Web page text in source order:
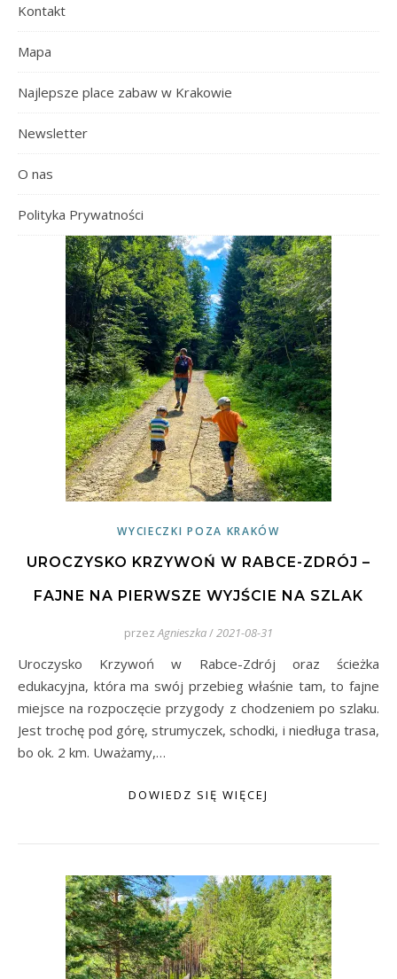
Kontakt
Mapa
Najlepsze place zabaw w Krakowie
Newsletter
O nas
Polityka Prywatności
WYCIECZKI POZA KRAKÓW
UROCZYSKO KRZYWOŃ W RABCE-ZDRÓJ –
FAJNE NA PIERWSZE WYJŚCIE NA SZLAK
przez Agnieszka/2021-08-31
Uroczysko Krzywoń w Rabce-Zdrój oraz ścieżka
edukacyjna, która ma swój przebieg właśnie tam, to fajne
miejsce na rozpoczęcie przygody z chodzeniem po szlaku.
Jest trochę pod górę, strumyczek, schodki, i niedługa trasa,
bo ok. 2 km. Uważamy,…
DOWIEDZ SIĘ WIĘCEJ